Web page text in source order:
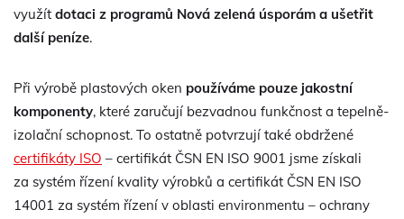
využít dotaci z programů Nová zelená úsporám a ušetřit
další peníze.
Při výrobě plastových oken používáme pouze jakostní
komponenty, které zaručují bezvadnou funkčnost a tepelně-
izolační schopnost. To ostatně potvrzují také obdržené
certifikáty ISO – certifikát ČSN EN ISO 9001 jsme získali
za systém řízení kvality výrobků a certifikát ČSN EN ISO
14001 za systém řízení v oblasti environmentu – ochrany